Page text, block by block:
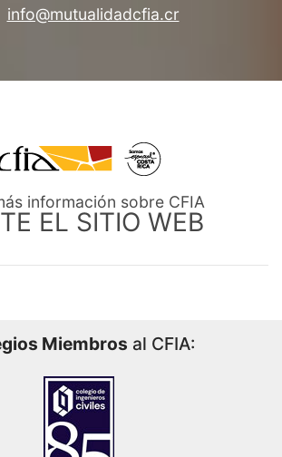
info@mutualidadcfia.cr
información sobre CFIA
EL SITIO WEB
Miembros al CFIA: